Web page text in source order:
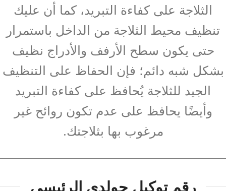
الثلاجة على كفاءة التبريد، كما أن عليك
تنظيف محيط الثلاجة من الداخل باستمرار
حتى يكون سطح الأرفف والأدراج نظيف
بشكل شبه دائم؛ فإن الحفاظ على التنظيف
الجيد للثلاجة يُحافظ على كفاءة التبريد
وأيضًا يحافظ على عدم تكون روائح غير
مرغوب بها بثلاجتك.
رقم توكيل جولدي الرئيسي